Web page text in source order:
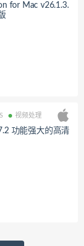
for Mac v26.1.3.
视频处理
功能强大的高清